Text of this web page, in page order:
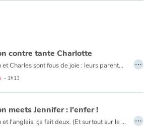
contre tante Charlotte
Marion et Charles sont fous de joie : leurs parents partent 4 jours au Canada. Ils prévoient d’organiser une méga-fête. Mais un coup de fil ruine leurs plans : Tante Charlotte débarque ! Au programme : bonnes manières et repas équilibrés… Au secours ! Le frère et la sœur tiendront-ils le choc ?
- 1h13
…
meets Jennifer : l'enfer !
Marion et l'anglais, ça fait deux. (Et surtout sur le bulletin, plutôt zéro...). Heureusement, voici les vacances. Marion a un superplan pour oublier ses soucis scolaires : elle est invitée chez Camille, sa meilleure amie, à Saint-Tropez. Mais M. et Mme Girardon ont un tout autre projet pour leur fille : accueillir une correspondante... anglaise ! Goodbye, farniente, plage et bronzing. Hello, Jennifer ! …